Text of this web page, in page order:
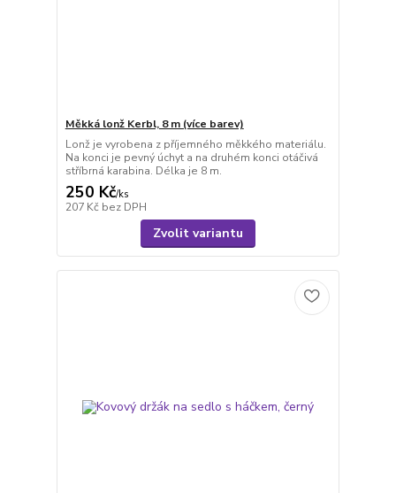
Měkká lonž Kerbl, 8 m (více barev)
Lonž je vyrobena z příjemného měkkého materiálu.
Na konci je pevný úchyt a na druhém konci otáčivá
stříbrná karabina. Délka je 8 m.
250 Kč/ks
207 Kč bez DPH
Zvolit variantu